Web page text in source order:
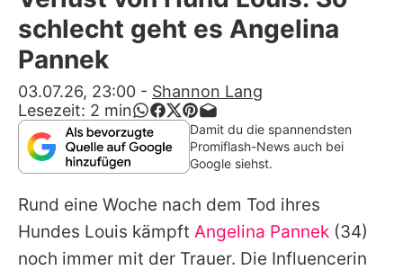
Alle Themen auf Promiflash
App runterladen
Team
Redaktionelle Richtlinien
Impressum
Datenschutzerklärung
schlecht geht es Angelina
Pannek
03.07.26, 23:00 - Shannon Lang
Lesezeit: 2 min
Damit du die spannendsten
Promiflash-News auch bei
Google siehst.
Rund eine Woche nach dem Tod ihres
Hundes Louis kämpft Angelina Pannek (34)
noch immer mit der Trauer. Die Influencerin